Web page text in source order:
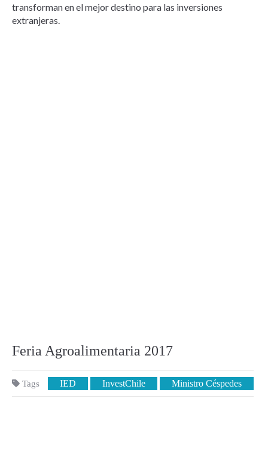
transforman en el mejor destino para las inversiones
extranjeras.
Feria Agroalimentaria 2017
Tags IED InvestChile Ministro Céspedes